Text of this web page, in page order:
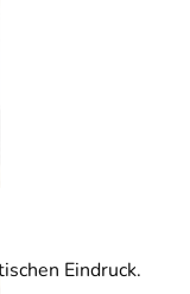
Eindruck.